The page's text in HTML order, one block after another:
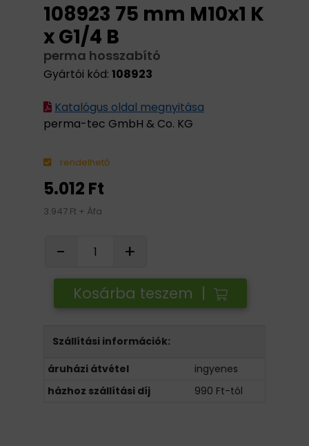
108923 75 mm M10x1 K
x G1/4 B
perma hosszabító
Gyártói kód: 108923
Katalógus oldal megnyitása
perma-tec GmbH & Co. KG
rendelhető
5.012 Ft
3.947 Ft + Áfa
- +
Kosárba teszem |
Szállítási információk:
áruházi átvétel
ingyenes
házhoz szállítási díj
990 Ft-tól